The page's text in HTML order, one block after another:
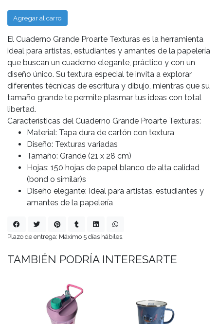
Agregar al carro
El Cuaderno Grande Proarte Texturas es la herramienta
ideal para artistas, estudiantes y amantes de la papelería
que buscan un cuaderno elegante, práctico y con un
diseño único. Su textura especial te invita a explorar
diferentes técnicas de escritura y dibujo, mientras que su
tamaño grande te permite plasmar tus ideas con total
libertad.
Características del Cuaderno Grande Proarte Texturas:
Material: Tapa dura de cartón con textura
Diseño: Texturas variadas
Tamaño: Grande (21 x 28 cm)
Hojas: 150 hojas de papel blanco de alta calidad
(bond o similar)s
Diseño elegante: Ideal para artistas, estudiantes y
amantes de la papelería
Plazo de entrega: Máximo 5 días hábiles.
TAMBIÉN PODRÍA INTERESARTE